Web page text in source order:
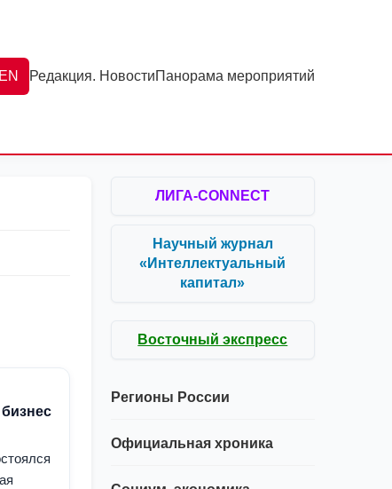
EN Редакция. НовостиПанорама мероприятий
ЛИГА-CONNECT
Научный журнал
«Интеллектуальный
капитал»
Восточный экспресс
Регионы России
Официальная хроника